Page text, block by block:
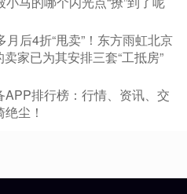
后4折“甩卖”！东方雨虹北京
家已为其安排三套“工抵房”
排行榜：行情、资讯、交
尘！